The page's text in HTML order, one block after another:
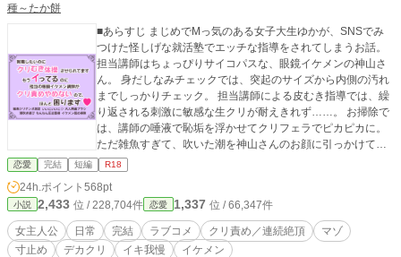
種～たか餅
■あらすじ まじめでMっ気のある女子大生ゆかが、SNSでみ
つけた怪しげな就活塾でエッチな指導をされてしまうお話。
担当講師はちょっぴりサイコパスな、眼鏡イケメンの神山さ
ん。 身だしなみチェックでは、突起のサイズから内側の汚れ
までしっかりチェック。 担当講師による皮むき指導では、繰
り返される刺激に敏感な生クリが耐えきれず……。 お掃除で
は、講師の唾液で恥垢を浮かせてクリフェラでピカピカに。
ただ雑魚すぎて、吹いた潮を神山さんのお顔に引っかけてし
まうアクシデントも。歯ブラシで丁寧にブラッシングしたあ
とは、専用の保湿クリームで頑張ったご褒美のいいこいいこ
♡マッサージ。 乳首の測定では、恥ずかしい秘密がバレちゃ
います。 後半の面接対策コースは、講師の極太おちんぽをハ
メながらマンツーマン密着指導。 自己アピール練習では、恥
ずかしすぎる衣装で人には言えない特技をさせられて……
恋愛 完結 短編 R18
24h.ポイント 568pt
小説 2,433 位 / 228,704件 恋愛 1,337 位 / 66,347件
女主人公 日常 完結 ラブコメ クリ責め／連続絶頂
マゾ
寸止め
デカクリ イキ我慢 イケメン